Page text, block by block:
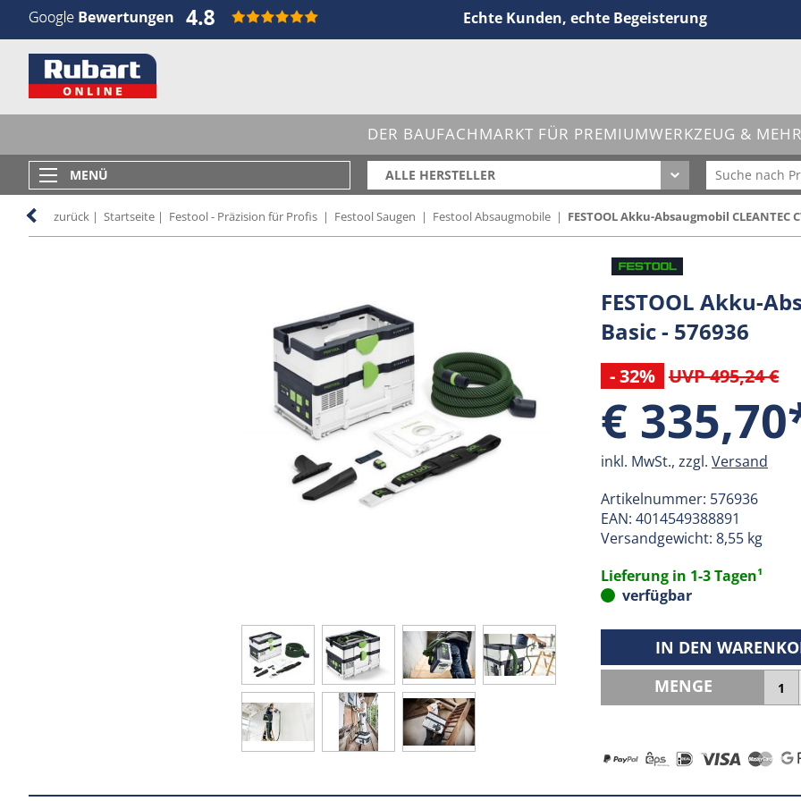
Echte Kunden, echte Begeisterung
DER BAUFACHMARKT FÜR PREMIUMWERKZEUG &
MENÜ ALLE HERSTELLER
zurück | Startseite | Festool - Präzision für Profis | Festool Saugen | Festool Absaugmobile | FESTOOL Akku-Absaugmobil CLEANTEC
FESTOOL Akku-
Basic - 576936
- 32% UVP 495,24 €
€
inkl. MwSt., zzgl. Versand
Artikelnummer: 576936
EAN: 4014549388891
Versandgewicht: 8,55 kg
Lieferung in 1-3 Tagen¹
verfügbar
IN DEN
MENGE